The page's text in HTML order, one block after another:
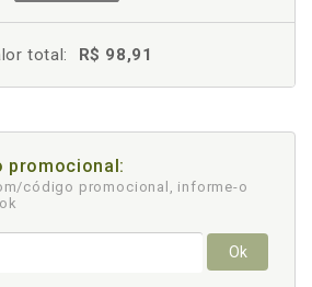
total: R$ 98,91
promocional:
código promocional, informe-o
Ok